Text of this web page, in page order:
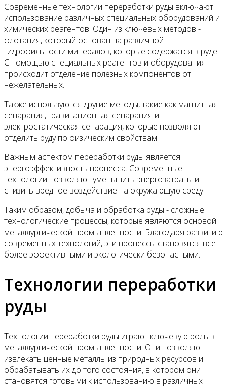
Современные технологии переработки руды включают
использование различных специальных оборудований и
химических реагентов. Один из ключевых методов -
флотация, который основан на различной
гидрофильности минералов, которые содержатся в руде.
С помощью специальных реагентов и оборудования
происходит отделение полезных компонентов от
нежелательных.
Также используются другие методы, такие как магнитная
сепарация, гравитационная сепарация и
электростатическая сепарация, которые позволяют
отделить руду по физическим свойствам.
Важным аспектом переработки руды является
энергоэффективность процесса. Современные
технологии позволяют уменьшить энергозатраты и
снизить вредное воздействие на окружающую среду.
Таким образом, добыча и обработка руды - сложные
технологические процессы, которые являются основой
металлургической промышленности. Благодаря развитию
современных технологий, эти процессы становятся все
более эффективными и экологически безопасными.
Технологии переработки
руды
Технологии переработки руды играют ключевую роль в
металлургической промышленности. Они позволяют
извлекать ценные металлы из природных ресурсов и
обрабатывать их до того состояния, в котором они
становятся готовыми к использованию в различных